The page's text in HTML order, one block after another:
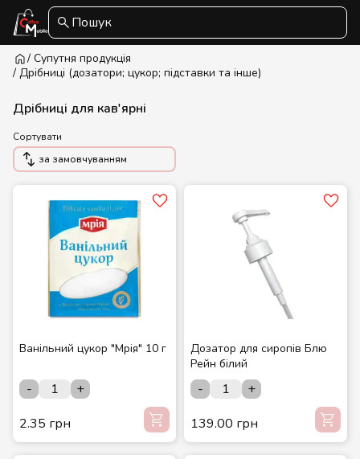
Пошук
/ Супутня продукція
/ Дрібниці (дозатори; цукор; підставки та інше)
Дрібниці для кав'ярні
Сортувати
за замовчуванням
Ванільний цукор "Мрія" 10 г
-
+
2.35 грн
Дозатор для сиропів Блю
Рейн білий
-
+
139.00 грн